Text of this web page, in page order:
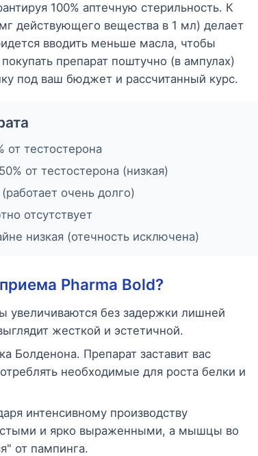
100% аптечную стерильность. К
действующего вещества в 1 мл) делает
вводить меньше масла, чтобы
препарат поштучно (в ампулах)
под ваш бюджет и рассчитанный курс.
от тестостерона
от тестостерона (низкая)
очень долго)
отсутствует
низкая (отечность исключена)
Pharma Bold?
увеличиваются без задержки лишней
жесткой и эстетичной.
Болденона. Препарат заставит вас
необходимые для роста белки и
интенсивному производству
и ярко выраженными, а мышцы во
от пампинга.